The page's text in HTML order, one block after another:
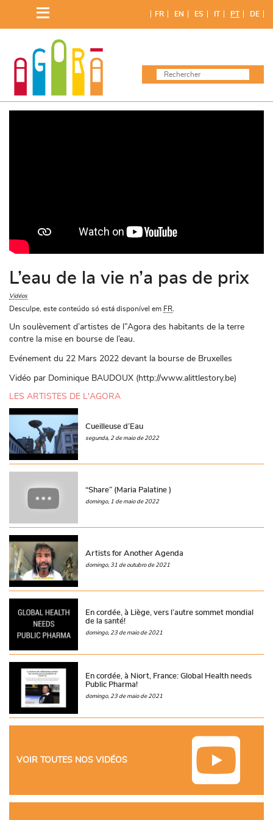
content
FR EN ES IT PT DE
L’eau de la vie n’a pas de prix
Vidéos
Desculpe, este conteúdo só está disponível em FR
Un soulèvement d’artistes de l”Agora des habitants de la terre
contre la mise en bourse de l’eau.
Evénement du 22 Mars 2022 devant la bourse de Bruxelles
Vidéo par Dominique BAUDOUX (http://www.alittlestory.be)
LES ARTISTES DE L'AGORA
Cueilleuse d’Eau
segunda, 2 de maio de 2022
“Share” (Maria Palatine )
domingo, 1 de maio de 2022
Artists for Another Agenda
domingo, 31 de outubro de 2021
En cordée, à Liège, vers l’autre sommet mondial
de la santé!
domingo, 23 de maio de 2021
En cordée, à Niort, France: Global Health needs
Public Pharma!
domingo, 23 de maio de 2021
VOIR TOUTES NOS VIDÉOS